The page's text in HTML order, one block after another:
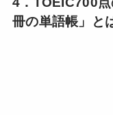
冊の単語帳」と